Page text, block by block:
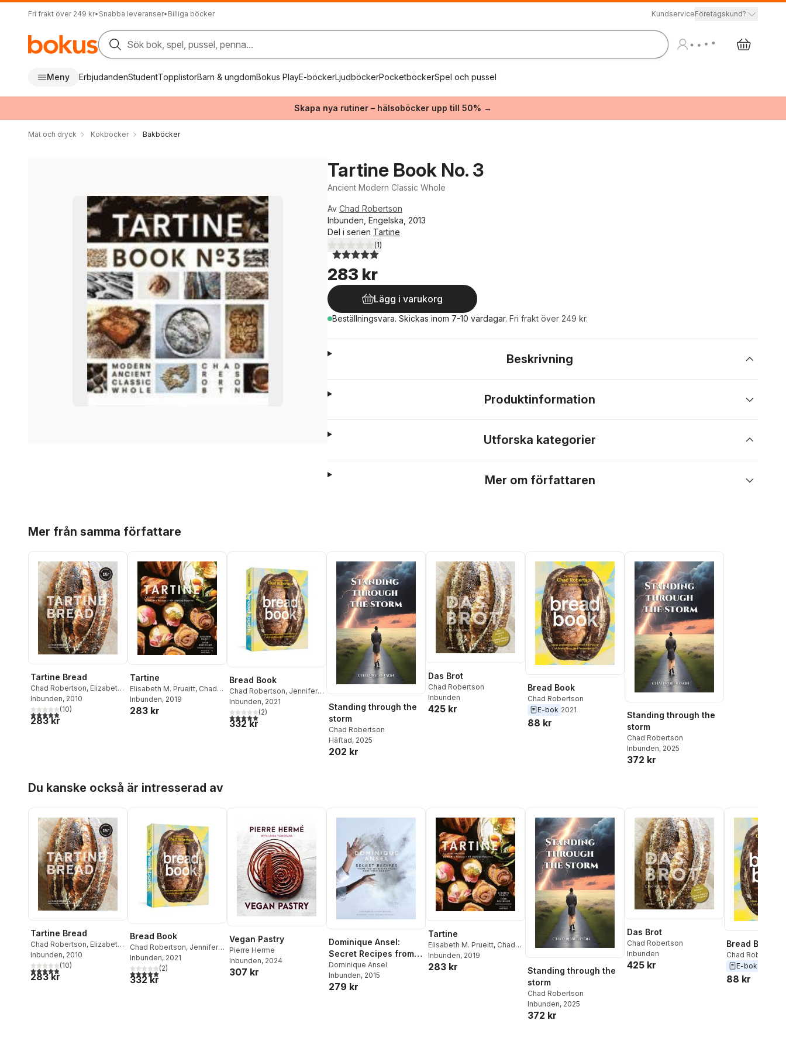
Fri frakt över 249 kr• Snabba leveranser• Billiga böcker KundserviceFöretagskund?
Sök bok, spel, pussel, penna...
Meny ErbjudandenStudentTopplistorBarn & ungdomBokus PlayE-böckerLjudböckerPocketböckerSpel och pussel
Skapa nya rutiner – hälsoböcker upp till 50% →
Mat och dryck Kokböcker Bakböcker
Tartine Book No. 3
Ancient Modern Classic Whole
Av Chad Robertson
Inbunden, Engelska, 2013
Del i serien Tartine
5,0utav 5 stjärnor. Totalt antal röster:
(1)
283 kr
Lägg i varukorg
Beställningsvara. Skickas inom 7-10 vardagar. Fri frakt över 249 kr.
Beskrivning
Produktinformation
Utforska kategorier
Mer om författaren
Mer från samma författare
Tartine Bread
Chad Robertson, Elizabeth
Prueitt
Inbunden, 2010
4,9utav 5 stjärnor. Totalt antal röster:
(10)
283 kr
Tartine
Elisabeth M. Prueitt, Chad
Robertson
Inbunden, 2019
283 kr
Bread Book
Chad Robertson, Jennifer
Latham
Inbunden, 2021
5,0utav 5 stjärnor. Totalt antal röster:
(2)
332 kr
Standing through the
storm
Chad Robertson
Häftad, 2025
202 kr
Das Brot
Chad Robertson
Inbunden
425 kr
Bread Book
Chad Robertson
E-bok 2021
88 kr
Standing through the
storm
Chad Robertson
Inbunden, 2025
372 kr
Du kanske också är intresserad av
Tartine Bread
Chad Robertson, Elizabeth
Prueitt
Inbunden, 2010
4,9utav 5 stjärnor. Totalt antal röster:
(10)
283 kr
Bread Book
Chad Robertson, Jennifer
Latham
Inbunden, 2021
5,0utav 5 stjärnor. Totalt antal röster:
(2)
332 kr
Vegan Pastry
Pierre Herme
Inbunden, 2024
307 kr
Dominique Ansel:
Secret Recipes from
the World Famous
New York Bakery
Dominique Ansel
Inbunden, 2015
279 kr
Tartine
Elisabeth M. Prueitt, Chad
Robertson
Inbunden, 2019
283 kr
Standing through the
storm
Chad Robertson
Inbunden, 2025
372 kr
Das Brot
Chad Robertson
Inbunden
425 kr
Bread Book
Chad Robertson
E-bok
88 kr